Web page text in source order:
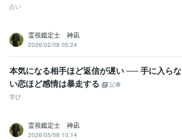
占い
霊視鑑定士 神凪
2026/02/08 05:24
本気になる相手ほど返信が遅い ── 手に入らな
い恋ほど感情は暴走する
記事
学び
霊視鑑定士 神凪
2026/05/08 10:14